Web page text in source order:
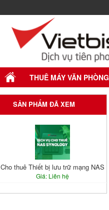
THUÊ MÁY VĂN PHÒNG
SẢN PHẨM ĐÃ XEM
Cho thuê Thiết bị lưu trữ mạng NAS
Giá: Liên hệ